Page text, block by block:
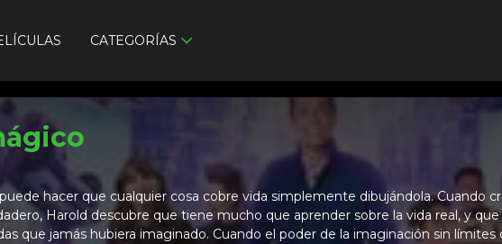
CATEGORÍAS
hacer que cualquier cosa cobre vida simplemente dibujándola. Cuando
Harold descubre que tiene mucho que aprender sobre la vida real, y
que jamás hubiera imaginado. Cuando el poder de la imaginación sin